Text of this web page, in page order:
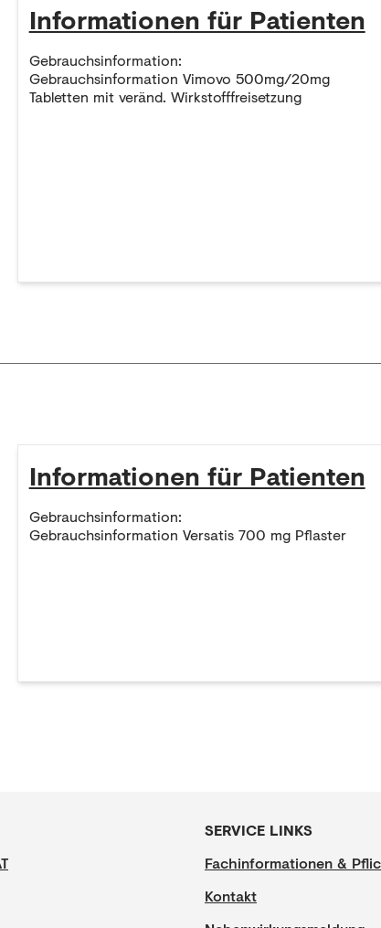
Informationen für Patienten
Gebrauchsinformation:
Gebrauchsinformation Vimovo 500mg/20mg
Tabletten mit veränd. Wirkstofffreisetzung
Informationen für Patienten
Gebrauchsinformation:
Gebrauchsinformation Versatis 700 mg Pflaster
SERVICE LINKS
Fachinformationen &
Kontakt